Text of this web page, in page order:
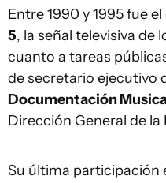
Entre 1990 y 1995 fue
5, la señal televisiva de
cuanto a tareas
de secretario ejecutivo
Documentación
Dirección General de
Su última participación